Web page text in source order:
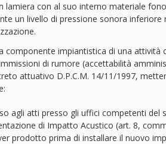
lamiera con al suo interno materiale
un livello di pressione sonora
componente impiantistica di una attività
di rumore (accettabilità
attuativo D.P.C.M. 14/11/1997,
agli atti presso gli uffici competenti del
di Impatto Acustico (art. 8,
prodotto prima di installare il nuovo